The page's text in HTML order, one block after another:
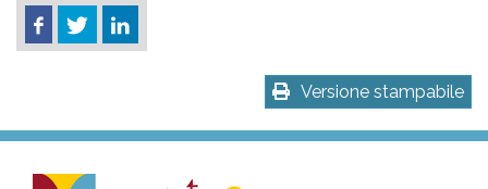
Versione stampabile